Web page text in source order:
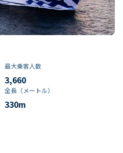
最大乗客人数
3,660
全長（メートル）
330m